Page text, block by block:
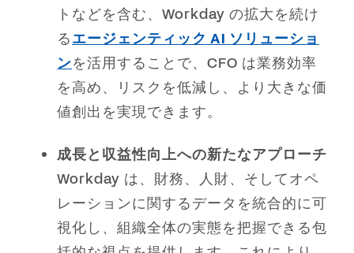
トなどを含む、Workday の拡大を続け
るエージェンティック AI ソリューショ
ンを活用することで、CFO は業務効率
を高め、リスクを低減し、より大きな価
値創出を実現できます。
成長と収益性向上への新たなアプローチ
Workday は、財務、人財、そしてオペ
レーションに関するデータを統合的に可
視化し、組織全体の実態を把握できる包